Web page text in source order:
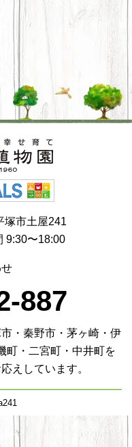
塚市土屋241
9:30〜18:00
887
・秦野市・茅ヶ崎・伊
町・二宮町・中井町を
えしています。